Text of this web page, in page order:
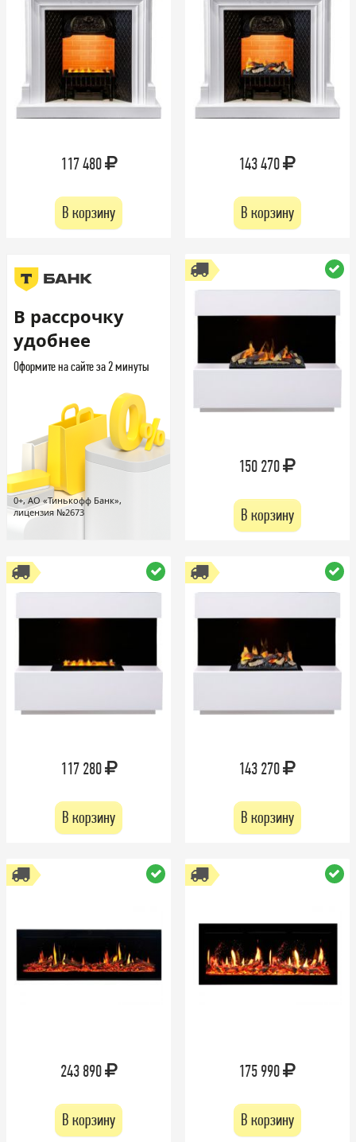
117 480
В корзину
143 470
В корзину
В рассрочку
удобнее
Оформите на сайте за 2 минуты
0+, АО «Тинькофф Банк»,
лицензия №2673
150 270
В корзину
117 280
В корзину
143 270
В корзину
243 890
В корзину
175 990
В корзину